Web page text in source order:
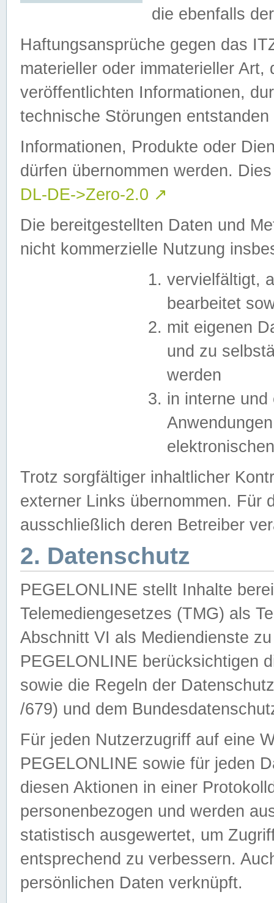
die ebenfalls
Haftungsansprüche gegen das
materieller oder immaterieller
veröffentlichten Informationen,
technische Störungen
Informationen, Produkte oder
dürfen übernommen werden.
DL-DE->Zero-2.0 ↗
Die bereitgestellten Daten und
nicht kommerzielle Nutzung
vervielfältigt,
bearbeitet
mit eigenen
und zu
werden
in interne
Trotz sorgfältiger inhaltlicher
externer Links übernommen. Für
ausschließlich deren Betreiber
2. Datenschutz
PEGELONLINE stellt Inhalte
Telemediengesetzes (TMG) als
Abschnitt VI als Mediendienste
PEGELONLINE berücksichtigen
sowie die Regeln der
/679) und dem
Für jeden Nutzerzugriff auf eine
PEGELONLINE sowie für jeden
diesen Aktionen in einer
personenbezogen und werden
statistisch ausgewertet, um
entsprechend zu verbessern.
persönlichen Daten verknüpft.